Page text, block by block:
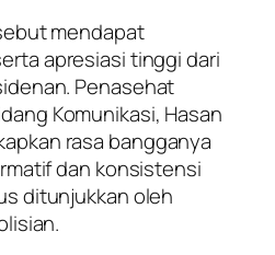
mendapat
apresiasi tinggi dari
Penasehat
Komunikasi, Hasan
rasa bangganya
dan konsistensi
ditunjukkan oleh